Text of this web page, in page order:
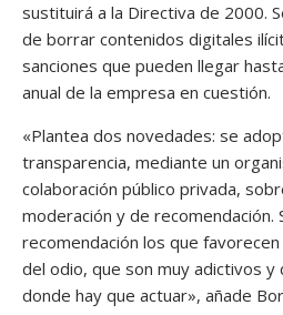
sustituirá a la Directiva de 2000.
de borrar contenidos digitales
sanciones que pueden llegar
anual de la empresa en cuestión.
«Plantea dos novedades: se
transparencia, mediante un
colaboración público privada,
moderación y de
recomendación los que
del odio, que son muy adictivos y
donde hay que actuar», añade